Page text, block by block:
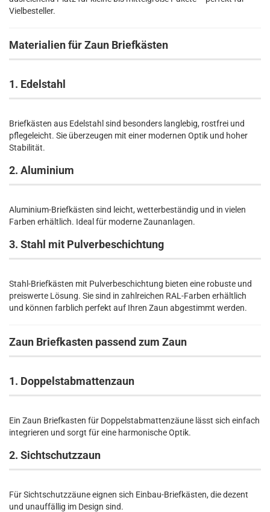
Vielbesteller.
Materialien für Zaun Briefkästen
1. Edelstahl
Briefkästen aus Edelstahl sind besonders langlebig, rostfrei und
pflegeleicht. Sie überzeugen mit einer modernen Optik und hoher
Stabilität.
2. Aluminium
Aluminium-Briefkästen sind leicht, wetterbeständig und in vielen
Farben erhältlich. Ideal für moderne Zaunanlagen.
3. Stahl mit Pulverbeschichtung
Stahl-Briefkästen mit Pulverbeschichtung bieten eine robuste und
preiswerte Lösung. Sie sind in zahlreichen RAL-Farben erhältlich
und können farblich perfekt auf Ihren Zaun abgestimmt werden.
Zaun Briefkasten passend zum Zaun
1. Doppelstabmattenzaun
Ein Zaun Briefkasten für Doppelstabmattenzäune lässt sich einfach
integrieren und sorgt für eine harmonische Optik.
2. Sichtschutzzaun
Für Sichtschutzzäune eignen sich Einbau-Briefkästen, die dezent
und unauffällig im Design sind.